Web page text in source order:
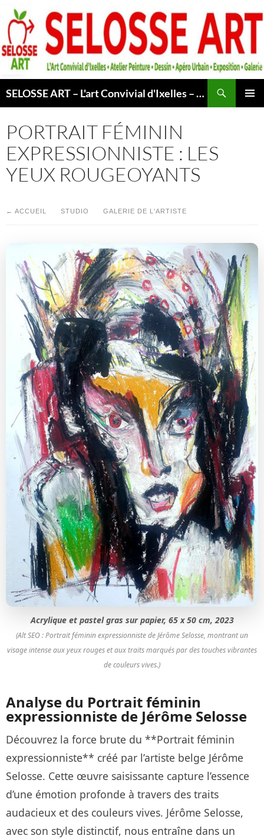
Aller
au
contenu
SELOSSE ART – L'art Convivial d'Ixelles – Atelier & Cours Peinture – Dessin – Apéro Urbain -Exposition – Galerie – Bruxelles
PORTRAIT FÉMININ
EXPRESSIONNISTE : LES
YEUX ROUGEOYANTS
← ACCUEIL STUDIO GALERIE DE L'ARTISTE
Acrylique et pastel gras sur papier, 65 x 50 cm, 2023
(Alt SEO : Portrait féminin expressionniste de Jérôme Selosse, montrant un
visage intense aux yeux rouges et aux traits marqués par des touches vibrantes
de couleurs vives.)
Analyse du Portrait féminin
expressionniste de Jérôme Selosse
Découvrez la force brute du **Portrait féminin
expressionniste** créé par l’artiste belge Jérôme
Selosse. Cette œuvre saisissante capture l’essence
d’une émotion profonde à travers des traits
audacieux et des couleurs vives. Jérôme Selosse,
avec son style distinctif, nous entraîne dans un